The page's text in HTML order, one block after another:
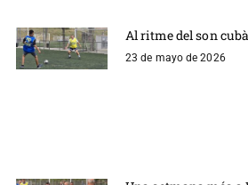
Al ritme del son
23 de mayo de 2026